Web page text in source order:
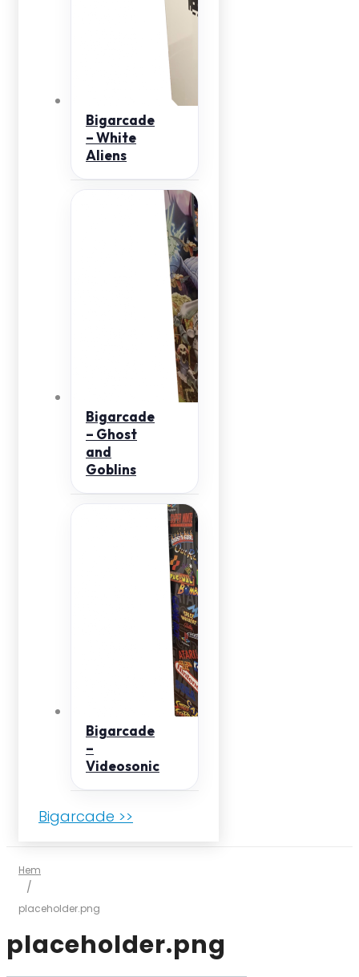
Bigarcade
– White
Aliens
Bigarcade
– Ghost
and
Goblins
Bigarcade
–
Videosonic
Bigarcade >>
Hem
/
placeholder.png
placeholder.png